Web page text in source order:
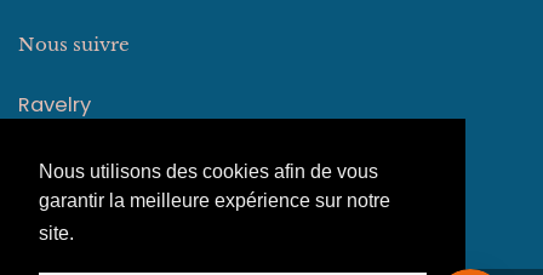
Nous utilisons des cookies afin de vous
garantir la meilleure expérience sur notre
site.
Nous suivre
Ravelry
Facebook